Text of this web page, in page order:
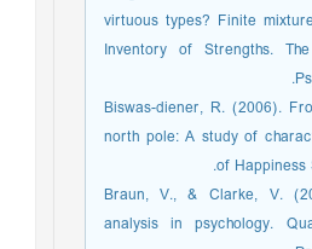
virtuous types? Finite
Inventory of Strengths.
Biswas-diener, R. (2006).
north pole: A study of
of
Braun, V., & Clarke, V.
analysis in psychology.